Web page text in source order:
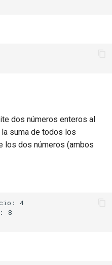
dos números enteros al
suma de todos los
los dos números (ambos
4
8